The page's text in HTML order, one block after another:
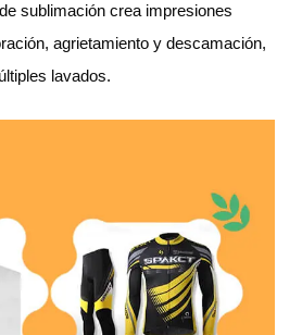
sublimación crea impresiones
agrietamiento y descamación,
lavados.